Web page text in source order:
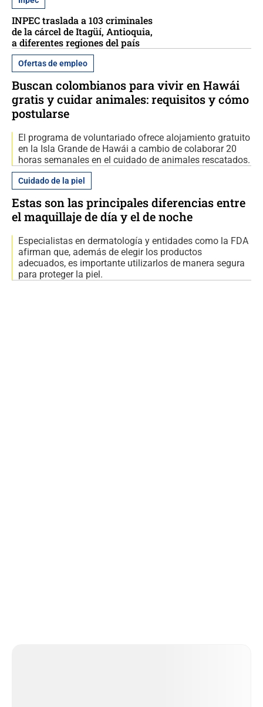
INPEC traslada a 103 criminales
de la cárcel de Itagüí, Antioquia,
a diferentes regiones del país
Ofertas de empleo
Buscan colombianos para vivir en Hawái
gratis y cuidar animales: requisitos y cómo
postularse
El programa de voluntariado ofrece alojamiento gratuito
en la Isla Grande de Hawái a cambio de colaborar 20
horas semanales en el cuidado de animales rescatados.
Cuidado de la piel
Estas son las principales diferencias entre
el maquillaje de día y el de noche
Especialistas en dermatología y entidades como la FDA
afirman que, además de elegir los productos
adecuados, es importante utilizarlos de manera segura
para proteger la piel.